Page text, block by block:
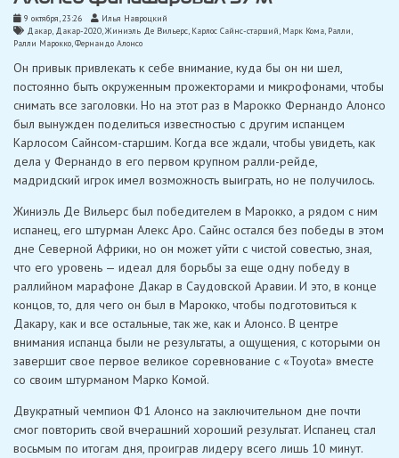
9 октября, 23:26
Илья Навроцкий
Дакар, Дакар-2020,Жиниэль Де Вильерс, Карлос Сайнс-старший, Марк Кома, Ралли
Ралли Марокко,Фернандо Алонсо
Он привык привлекать к себе внимание, куда бы он ни шел,
постоянно быть окруженным прожекторами и микрофонами, чтобы
снимать все заголовки. Но на этот раз в Марокко Фернандо Алонсо
был вынужден поделиться известностью с другим испанцем
Карлосом Сайнсом-старшим. Когда все ждали, чтобы увидеть, как
дела у Фернандо в его первом крупном ралли-рейде,
мадридский игрок имел возможность выиграть, но не получилось.
Жиниэль Де Вильерс был победителем в Марокко, а рядом с ним
испанец, его штурман Алекс Аро. Сайнс остался без победы в этом
дне Северной Африки, но он может уйти с чистой совестью, зная,
что его уровень — идеал для борьбы за еще одну победу в
раллийном марафоне Дакар в Саудовской Аравии. И это, в конце
концов, то, для чего он был в Марокко, чтобы подготовиться к
Дакару, как и все остальные, так же, как и Алонсо. В центре
внимания испанца были не результаты, а ощущения, с которыми он
завершит свое первое великое соревнование с «Toyota» вместе
со своим штурманом Марко Комой.
Двукратный чемпион Ф1 Алонсо на заключительном дне почти
смог повторить свой вчерашний хороший результат. Испанец стал
восьмым по итогам дня, проиграв лидеру всего лишь 10 минут.